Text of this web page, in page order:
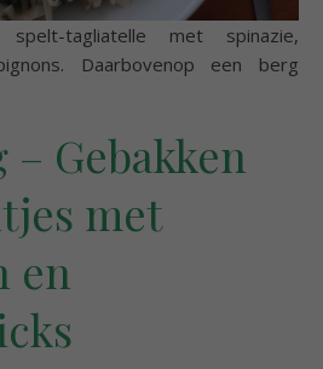
tagliatelle met spinazie,
Daarbovenop een berg
– Gebakken
met
en